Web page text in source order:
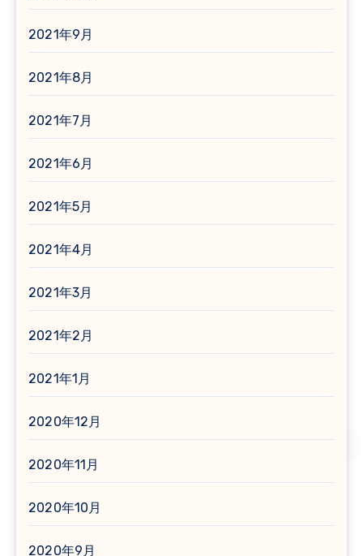
2021年9月
2021年8月
2021年7月
2021年6月
2021年5月
2021年4月
2021年3月
2021年2月
2021年1月
2020年12月
2020年11月
2020年10月
2020年9月